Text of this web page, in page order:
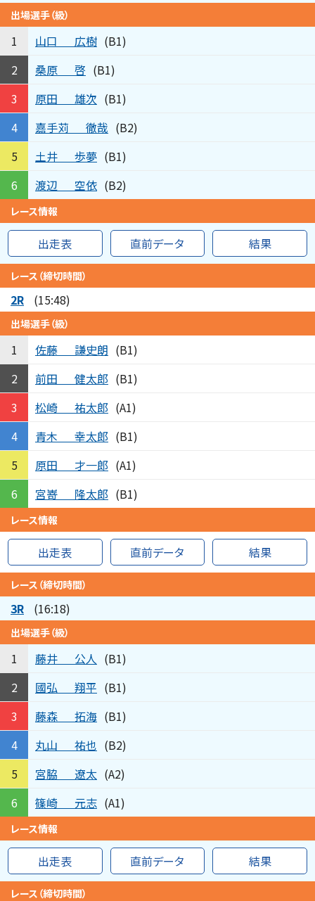
出場選手（級）
1 山口 広樹 (B1)
2
桑原 啓 (B1)
3
原田 雄次 (B1)
4
嘉手苅 徹哉 (B2)
5
土井 歩夢 (B1)
6
渡辺 空依 (B2)
レース情報
出走表 直前データ 結果
レース（締切時間）
2R (15:48)
出場選手（級）
1 佐藤 謙史朗 (B1)
2
前田 健太郎 (B1)
3
松崎 祐太郎 (A1)
4
青木 幸太郎 (B1)
5
原田 才一郎 (A1)
6
宮嵜 隆太郎 (B1)
レース情報
出走表 直前データ 結果
レース（締切時間）
3R (16:18)
出場選手（級）
1 藤井 公人 (B1)
2
國弘 翔平 (B1)
3
藤森 拓海 (B1)
4
丸山 祐也 (B2)
5
宮脇 遼太 (A2)
6
篠崎 元志 (A1)
レース情報
出走表 直前データ 結果
レース（締切時間）